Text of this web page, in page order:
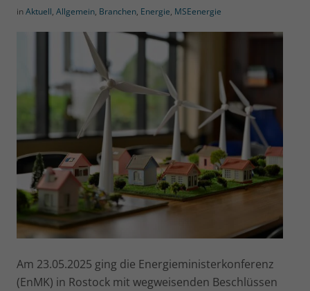
inAktuell, Allgemein, Branchen, Energie, MSEenergie
Am 23.05.2025 ging die Energieministerkonferenz
(EnMK) in Rostock mit wegweisenden Beschlüssen